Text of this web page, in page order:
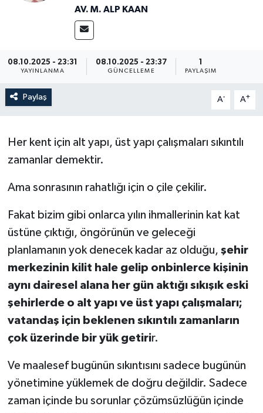
AV. M. ALP KAAN
08.10.2025 - 23:31
YAYINLANMA
08.10.2025 - 23:37
GÜNCELLEME
1
PAYLAŞIM
Paylaş A- A+
Her kent için alt yapı, üst yapı çalışmaları sıkıntılı
zamanlar demektir.
Ama sonrasının rahatlığı için o çile çekilir.
Fakat bizim gibi onlarca yılın ihmallerinin kat kat
üstüne çıktığı, öngörünün ve geleceği
planlamanın yok denecek kadar az olduğu, şehir
merkezinin kilit hale gelip onbinlerce kişinin
aynı dairesel alana her gün aktığı sıkışık eski
şehirlerde o alt yapı ve üst yapı çalışmaları;
vatandaş için beklenen sıkıntılı zamanların
çok üzerinde bir yük getirir.
Ve maalesef bugünün sıkıntısını sadece bugünün
yönetimine yüklemek de doğru değildir. Sadece
zaman içinde bu sorunlar çözümsüzlüğün içinde